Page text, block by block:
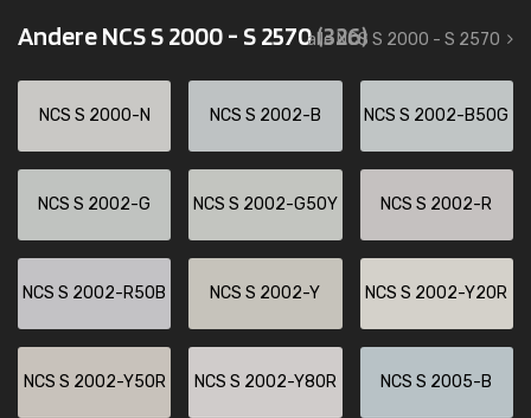
Andere NCS S 2000 - S 2570(326)
alle NCS S 2000 - S 2570
NCS S 2000-N NCS S 2002-B NCS S 2002-B50G
NCS S 2002-G NCS S 2002-G50Y NCS S 2002-R
NCS S 2002-R50B NCS S 2002-Y NCS S 2002-Y20R
NCS S 2002-Y50R NCS S 2002-Y80R NCS S 2005-B